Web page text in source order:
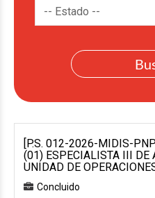
[P.S. 012-2026-MIDIS-
(01) ESPECIALISTA III DE
UNIDAD DE
Concluido